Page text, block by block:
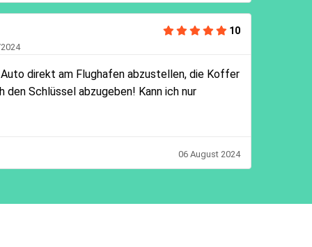
10
direkt am Flughafen abzustellen, die Koffer
den Schlüssel abzugeben! Kann ich nur
06 August 2024